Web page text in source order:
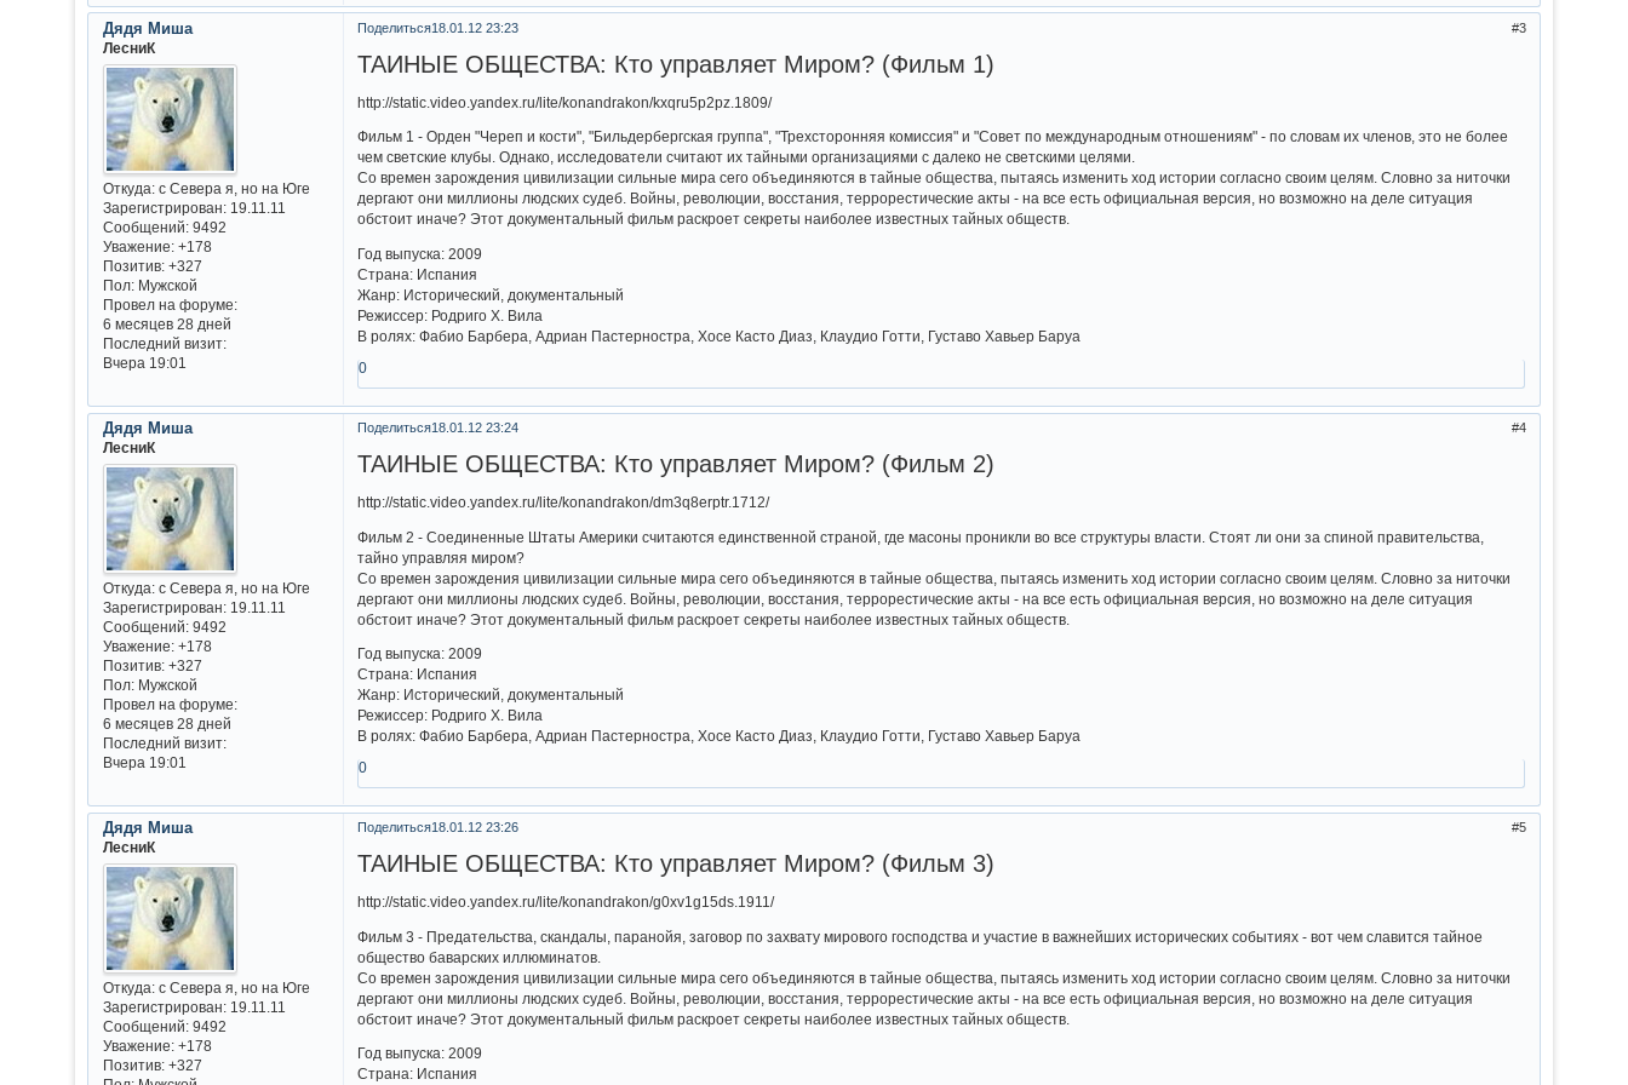
Поделиться 3
18.01.12 23:23
Дядя Миша
ЛесниК
Откуда:с Севера я, но на Юге
Зарегистрирован: 19.11.11
Сообщений:9492
Уважение: +178
Позитив: +327
Пол:Мужской
Провел на форуме:
6 месяцев 28 дней
Последний визит:
Вчера 19:01
ТАЙНЫЕ ОБЩЕСТВА: Кто управляет Миром? (Фильм 1)
http://static.video.yandex.ru/lite/konandrakon/kxqru5p2pz.1809/
Фильм 1 - Орден "Череп и кости", "Бильдербергская группа", "Трехсторонняя комиссия" и "Совет по международным отношениям" - по словам их членов, это не более
чем светские клубы. Однако, исследователи считают их тайными организациями с далеко не светскими целями.
Со времен зарождения цивилизации сильные мира сего объединяются в тайные общества, пытаясь изменить ход истории согласно своим целям. Словно за ниточки
дергают они миллионы людских судеб. Войны, революции, восстания, террорестические акты - на все есть официальная версия, но возможно на деле ситуация
обстоит иначе? Этот документальный фильм раскроет секреты наиболее известных тайных обществ.
Год выпуска: 2009
Страна: Испания
Жанр: Исторический, документальный
Режиссер: Родриго Х. Вила
В ролях: Фабио Барбера, Адриан Пастерностра, Хосе Касто Диаз, Клаудио Готти, Густаво Хавьер Баруа
0
Поделиться 4
18.01.12 23:24
Дядя Миша
ЛесниК
Откуда:с Севера я, но на Юге
Зарегистрирован: 19.11.11
Сообщений:9492
Уважение: +178
Позитив: +327
Пол:Мужской
Провел на форуме:
6 месяцев 28 дней
Последний визит:
Вчера 19:01
ТАЙНЫЕ ОБЩЕСТВА: Кто управляет Миром? (Фильм 2)
http://static.video.yandex.ru/lite/konandrakon/dm3q8erptr.1712/
Фильм 2 - Соединенные Штаты Америки считаются единственной страной, где масоны проникли во все структуры власти. Стоят ли они за спиной правительства,
тайно управляя миром?
Со времен зарождения цивилизации сильные мира сего объединяются в тайные общества, пытаясь изменить ход истории согласно своим целям. Словно за ниточки
дергают они миллионы людских судеб. Войны, революции, восстания, террорестические акты - на все есть официальная версия, но возможно на деле ситуация
обстоит иначе? Этот документальный фильм раскроет секреты наиболее известных тайных обществ.
Год выпуска: 2009
Страна: Испания
Жанр: Исторический, документальный
Режиссер: Родриго Х. Вила
В ролях: Фабио Барбера, Адриан Пастерностра, Хосе Касто Диаз, Клаудио Готти, Густаво Хавьер Баруа
0
Поделиться 5
18.01.12 23:26
Дядя Миша
ЛесниК
Откуда:с Севера я, но на Юге
Зарегистрирован: 19.11.11
Сообщений:9492
Уважение: +178
Позитив: +327
ТАЙНЫЕ ОБЩЕСТВА: Кто управляет Миром? (Фильм 3)
http://static.video.yandex.ru/lite/konandrakon/g0xv1g15ds.1911/
Фильм 3 - Предательства, скандалы, паранойя, заговор по захвату мирового господства и участие в важнейших исторических событиях - вот чем славится тайное
общество баварских иллюминатов.
Со времен зарождения цивилизации сильные мира сего объединяются в тайные общества, пытаясь изменить ход истории согласно своим целям. Словно за ниточки
дергают они миллионы людских судеб. Войны, революции, восстания, террорестические акты - на все есть официальная версия, но возможно на деле ситуация
обстоит иначе? Этот документальный фильм раскроет секреты наиболее известных тайных обществ.
Год выпуска: 2009
Страна: Испания